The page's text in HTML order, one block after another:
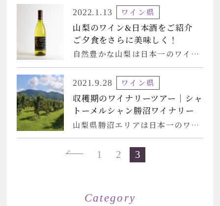
2022.1.13 ワイン県
山梨のワイン&日本酒をご紹介
ご夕食をさらに美味しく！
自然豊かな山梨は日本一のワイン生産量を誇り、富士山や南アルプスなどの山々から湧き出る名水は美味しい日本酒を生み出します。今回、糸柳ではワインと日本酒のメニューの入れ替えを行いました。実際にワイナリーを
2021.9.28 ワイン県
収穫期のワイナリーツアー｜シャ
トーメルシャン勝沼ワイナリー
山梨県勝沼エリアは日本一のワイン生産地。9月にはブドウの収穫期を迎えワイン作りの最盛期を迎えます。その勝沼エリアでのワイン作りの歴史は長く、明治10年に「大日本山梨葡萄酒会社」が設立されワイン作りの歴史
1 2 3
Category